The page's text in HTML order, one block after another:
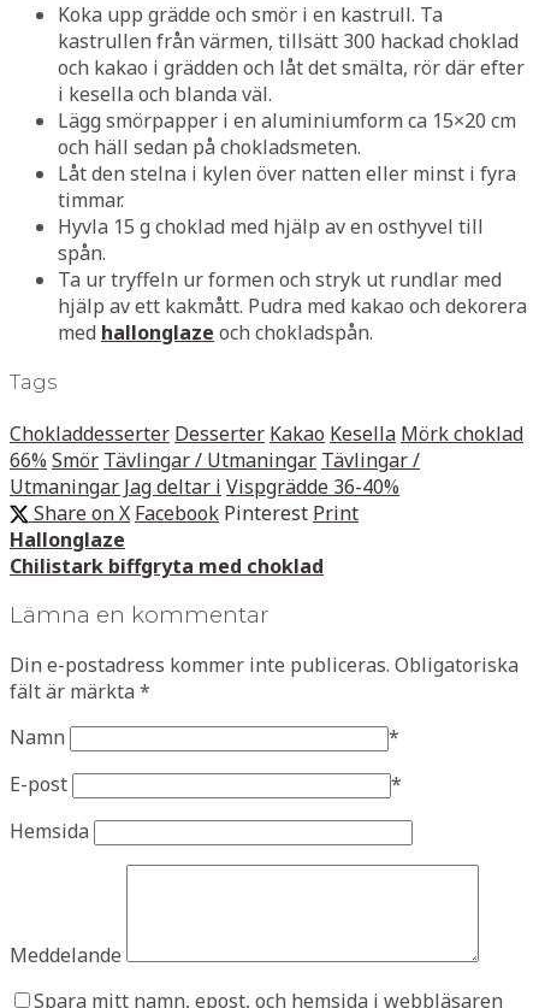
Koka upp grädde och smör i en kastrull. Ta
kastrullen från värmen, tillsätt 300 hackad choklad
och kakao i grädden och låt det smälta, rör där efter
i kesella och blanda väl.
Lägg smörpapper i en aluminiumform ca 15×20 cm
och häll sedan på chokladsmeten.
Låt den stelna i kylen över natten eller minst i fyra
timmar.
Hyvla 15 g choklad med hjälp av en osthyvel till
spån.
Ta ur tryffeln ur formen och stryk ut rundlar med
hjälp av ett kakmått. Pudra med kakao och dekorera
med hallonglaze och chokladspån.
Tags
Chokladdesserter Desserter Kakao Kesella Mörk choklad
66% Smör Tävlingar / Utmaningar Tävlingar /
Utmaningar Jag deltar i Vispgrädde 36-40%
Share on X Facebook Pinterest Print
Hallonglaze
Chilistark biffgryta med choklad
Lämna en kommentar
Din e-postadress kommer inte publiceras. Obligatoriska
fält är märkta *
Namn
*
E-post
*
Hemsida
Meddelande
Spara mitt namn, epost, och hemsida i webbläsaren